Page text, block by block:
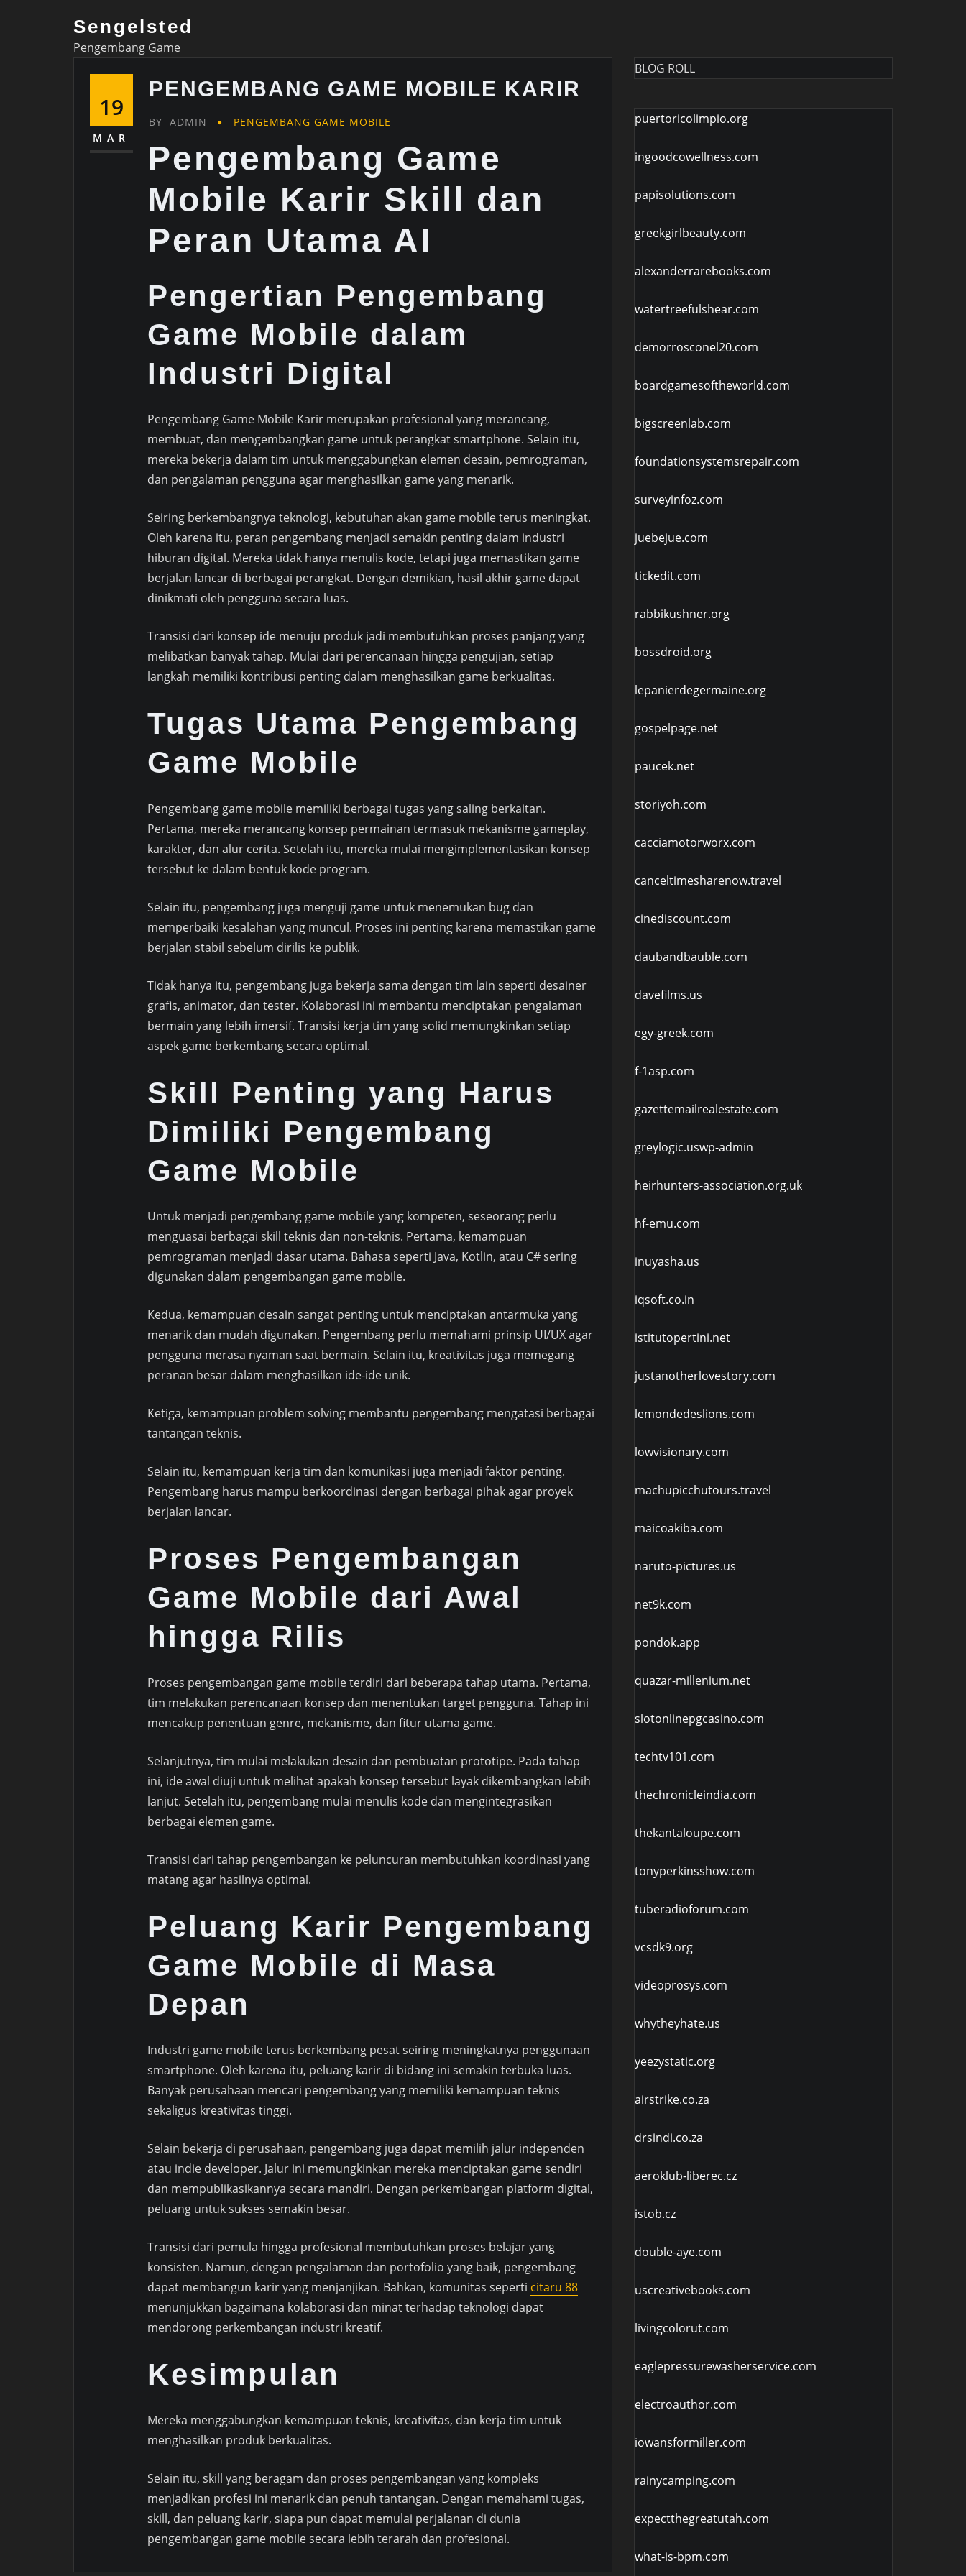
Sengelsted
Pengembang Game
19
MAR
PENGEMBANG GAME MOBILE KARIR
BY ADMIN PENGEMBANG GAME MOBILE
Pengembang Game
Mobile Karir Skill dan
Peran Utama AI
Pengertian Pengembang
Game Mobile dalam
Industri Digital
Pengembang Game Mobile Karir merupakan profesional yang merancang,
membuat, dan mengembangkan game untuk perangkat smartphone. Selain itu,
mereka bekerja dalam tim untuk menggabungkan elemen desain, pemrograman,
dan pengalaman pengguna agar menghasilkan game yang menarik.
Seiring berkembangnya teknologi, kebutuhan akan game mobile terus meningkat.
Oleh karena itu, peran pengembang menjadi semakin penting dalam industri
hiburan digital. Mereka tidak hanya menulis kode, tetapi juga memastikan game
berjalan lancar di berbagai perangkat. Dengan demikian, hasil akhir game dapat
dinikmati oleh pengguna secara luas.
Transisi dari konsep ide menuju produk jadi membutuhkan proses panjang yang
melibatkan banyak tahap. Mulai dari perencanaan hingga pengujian, setiap
langkah memiliki kontribusi penting dalam menghasilkan game berkualitas.
Tugas Utama Pengembang
Game Mobile
Pengembang game mobile memiliki berbagai tugas yang saling berkaitan.
Pertama, mereka merancang konsep permainan termasuk mekanisme gameplay,
karakter, dan alur cerita. Setelah itu, mereka mulai mengimplementasikan konsep
tersebut ke dalam bentuk kode program.
Selain itu, pengembang juga menguji game untuk menemukan bug dan
memperbaiki kesalahan yang muncul. Proses ini penting karena memastikan game
berjalan stabil sebelum dirilis ke publik.
Tidak hanya itu, pengembang juga bekerja sama dengan tim lain seperti desainer
grafis, animator, dan tester. Kolaborasi ini membantu menciptakan pengalaman
bermain yang lebih imersif. Transisi kerja tim yang solid memungkinkan setiap
aspek game berkembang secara optimal.
Skill Penting yang Harus
Dimiliki Pengembang
Game Mobile
Untuk menjadi pengembang game mobile yang kompeten, seseorang perlu
menguasai berbagai skill teknis dan non-teknis. Pertama, kemampuan
pemrograman menjadi dasar utama. Bahasa seperti Java, Kotlin, atau C# sering
digunakan dalam pengembangan game mobile.
Kedua, kemampuan desain sangat penting untuk menciptakan antarmuka yang
menarik dan mudah digunakan. Pengembang perlu memahami prinsip UI/UX agar
pengguna merasa nyaman saat bermain. Selain itu, kreativitas juga memegang
peranan besar dalam menghasilkan ide-ide unik.
Ketiga, kemampuan problem solving membantu pengembang mengatasi berbagai
tantangan teknis.
Selain itu, kemampuan kerja tim dan komunikasi juga menjadi faktor penting.
Pengembang harus mampu berkoordinasi dengan berbagai pihak agar proyek
berjalan lancar.
Proses Pengembangan
Game Mobile dari Awal
hingga Rilis
Proses pengembangan game mobile terdiri dari beberapa tahap utama. Pertama,
tim melakukan perencanaan konsep dan menentukan target pengguna. Tahap ini
mencakup penentuan genre, mekanisme, dan fitur utama game.
Selanjutnya, tim mulai melakukan desain dan pembuatan prototipe. Pada tahap
ini, ide awal diuji untuk melihat apakah konsep tersebut layak dikembangkan lebih
lanjut. Setelah itu, pengembang mulai menulis kode dan mengintegrasikan
berbagai elemen game.
Transisi dari tahap pengembangan ke peluncuran membutuhkan koordinasi yang
matang agar hasilnya optimal.
Peluang Karir Pengembang
Game Mobile di Masa
Depan
Industri game mobile terus berkembang pesat seiring meningkatnya penggunaan
smartphone. Oleh karena itu, peluang karir di bidang ini semakin terbuka luas.
Banyak perusahaan mencari pengembang yang memiliki kemampuan teknis
sekaligus kreativitas tinggi.
Selain bekerja di perusahaan, pengembang juga dapat memilih jalur independen
atau indie developer. Jalur ini memungkinkan mereka menciptakan game sendiri
dan mempublikasikannya secara mandiri. Dengan perkembangan platform digital,
peluang untuk sukses semakin besar.
Transisi dari pemula hingga profesional membutuhkan proses belajar yang
konsisten. Namun, dengan pengalaman dan portofolio yang baik, pengembang
dapat membangun karir yang menjanjikan. Bahkan, komunitas seperti citaru 88
menunjukkan bagaimana kolaborasi dan minat terhadap teknologi dapat
mendorong perkembangan industri kreatif.
Kesimpulan
Mereka menggabungkan kemampuan teknis, kreativitas, dan kerja tim untuk
menghasilkan produk berkualitas.
Selain itu, skill yang beragam dan proses pengembangan yang kompleks
menjadikan profesi ini menarik dan penuh tantangan. Dengan memahami tugas,
skill, dan peluang karir, siapa pun dapat memulai perjalanan di dunia
pengembangan game mobile secara lebih terarah dan profesional.
BLOG ROLL
puertoricolimpio.org
ingoodcowellness.com
papisolutions.com
greekgirlbeauty.com
alexanderrarebooks.com
watertreefulshear.com
demorrosconel20.com
boardgamesoftheworld.com
bigscreenlab.com
foundationsystemsrepair.com
surveyinfoz.com
juebejue.com
tickedit.com
rabbikushner.org
bossdroid.org
lepanierdegermaine.org
gospelpage.net
paucek.net
storiyoh.com
cacciamotorworx.com
canceltimesharenow.travel
cinediscount.com
daubandbauble.com
davefilms.us
egy-greek.com
f-1asp.com
gazettemailrealestate.com
greylogic.uswp-admin
heirhunters-association.org.uk
hf-emu.com
inuyasha.us
iqsoft.co.in
istitutopertini.net
justanotherlovestory.com
lemondedeslions.com
lowvisionary.com
machupicchutours.travel
maicoakiba.com
naruto-pictures.us
net9k.com
pondok.app
quazar-millenium.net
slotonlinepgcasino.com
techtv101.com
thechronicleindia.com
thekantaloupe.com
tonyperkinsshow.com
tuberadioforum.com
vcsdk9.org
videoprosys.com
whytheyhate.us
yeezystatic.org
airstrike.co.za
drsindi.co.za
aeroklub-liberec.cz
istob.cz
double-aye.com
uscreativebooks.com
livingcolorut.com
eaglepressurewasherservice.com
electroauthor.com
iowansformiller.com
rainycamping.com
expectthegreatutah.com
what-is-bpm.com